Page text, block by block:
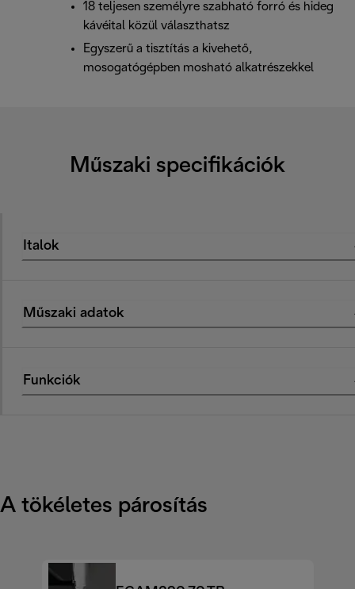
18 teljesen személyre szabható forró és hideg
kávéital közül választhatsz
Egyszerű a tisztítás a kivehető,
mosogatógépben mosható alkatrészekkel
Műszaki specifikációk
Italok
Műszaki adatok
Funkciók
A tökéletes párosítás